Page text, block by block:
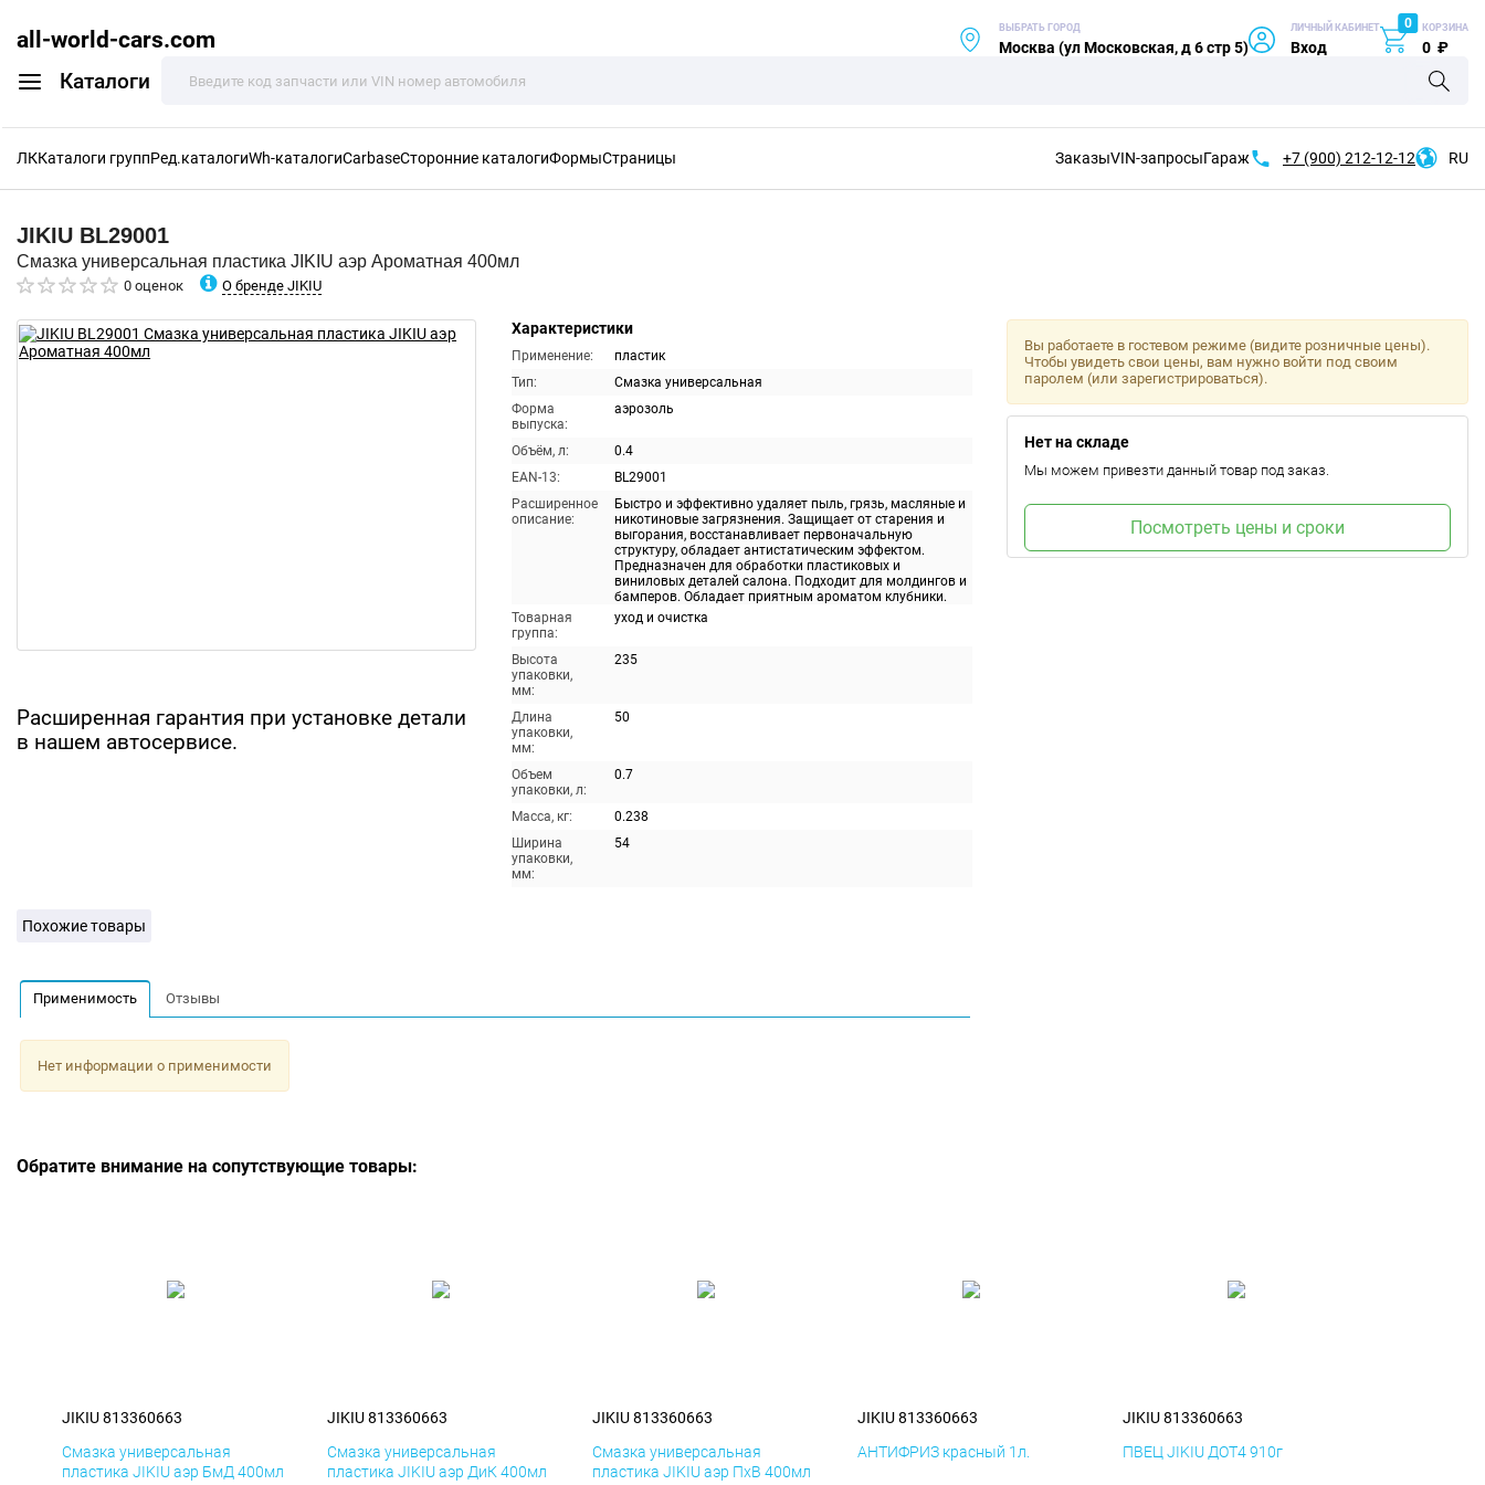
all-world-cars.com
Каталоги
ВЫБРАТЬ ГОРОД
Москва (ул Московская, д 6 стр 5)
ЛИЧНЫЙ КАБИНЕТ
Вход
0 КОРЗИНА
0 ₽
ЛККаталоги группРед.каталогиWh-каталогиCarbaseСторонние каталогиФормыСтраницы ЗаказыVIN-запросыГараж +7 (900) 212-12-12 RU
JIKIU BL29001
Смазка универсальная пластика JIKIU аэр Ароматная 400мл
0 оценок О бренде JIKIU
Расширенная гарантия при установке детали
в нашем автосервисе.
Характеристики
Применение:
пластик
Тип:
Смазка универсальная
Форма
выпуска:
аэрозоль
Объём, л:
0.4
EAN-13:
BL29001
Расширенное
описание:
Быстро и эффективно удаляет пыль, грязь, масляные и
никотиновые загрязнения. Защищает от старения и
выгорания, восстанавливает первоначальную
структуру, обладает антистатическим эффектом.
Предназначен для обработки пластиковых и
виниловых деталей салона. Подходит для молдингов и
бамперов. Обладает приятным ароматом клубники.
Товарная
группа:
уход и очистка
Высота
упаковки,
мм:
235
Длина
упаковки,
мм:
50
Объем
упаковки, л:
0.7
Масса, кг:
0.238
Ширина
упаковки,
мм:
54
Вы работаете в гостевом режиме (видите розничные цены).
Чтобы увидеть свои цены, вам нужно войти под своим
паролем (или зарегистрироваться).
Нет на складе
Мы можем привезти данный товар под заказ.
Посмотреть цены и сроки
Похожие товары
Применимость Отзывы
Нет информации о применимости
Обратите внимание на сопутствующие товары:
JIKIU 813360663
Смазка универсальная
пластика JIKIU аэр БмД 400мл
JIKIU 813360663
Смазка универсальная
пластика JIKIU аэр ДиК 400мл
JIKIU 813360663
Смазка универсальная
пластика JIKIU аэр ПхВ 400мл
JIKIU 813360663
АНТИФРИЗ красный 1л.
JIKIU 813360663
ПВЕЦ JIKIU ДОТ4 910г